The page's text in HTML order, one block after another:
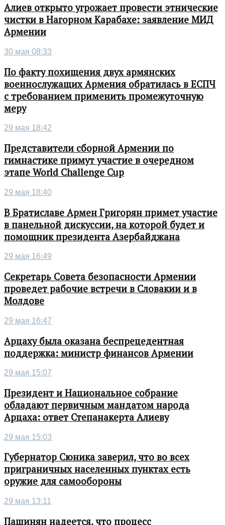
Алиев открыто угрожает провести этнические
чистки в Нагорном Карабахе: заявление МИД
Армении
30 мая 08:33
По факту похищения двух армянских
военнослужащих Армения обратилась в ЕСПЧ
с требованием применить промежуточную
меру
29 мая 18:42
Представители сборной Армении по
гимнастике примут участие в очередном
этапе World Challenge Cup
29 мая 18:40
В Братиславе Армен Григорян примет участие
в панельной дискуссии, на которой будет и
помощник президента Азербайджана
29 мая 16:49
Секретарь Совета безопасности Армении
проведет рабочие встречи в Словакии и в
Молдове
29 мая 16:47
Арцаху была оказана беспрецедентная
поддержка: министр финансов Армении
29 мая 15:07
Президент и Национальное собрание
обладают первичным мандатом народа
Арцаха: ответ Степанакерта Алиеву
29 мая 15:03
Губернатор Сюника заверил, что во всех
приграничных населенных пунктах есть
оружие для самообороны
29 мая 13:11
Пашинян надеется, что процесс